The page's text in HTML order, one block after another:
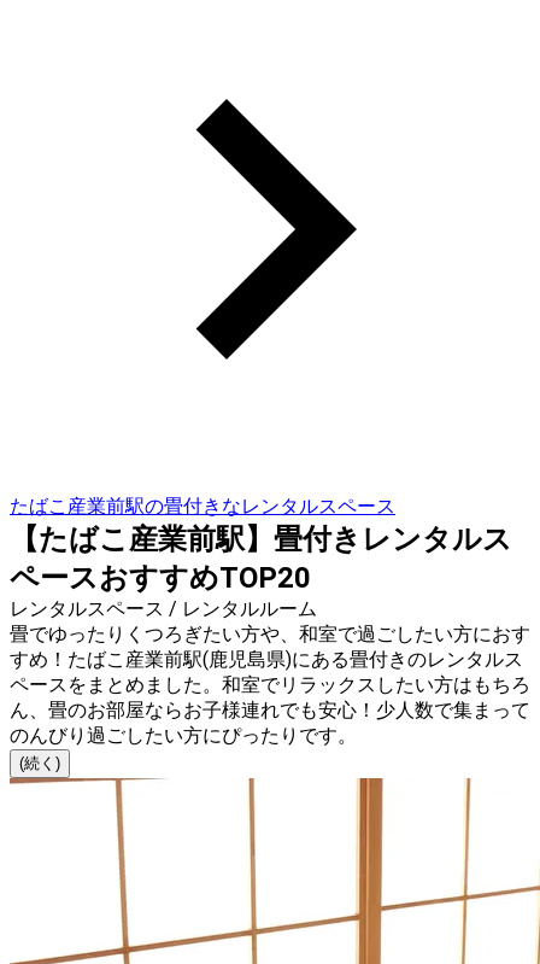
たばこ産業前駅の畳付きなレンタルスペース
【たばこ産業前駅】畳付きレンタルス
ペースおすすめTOP20
レンタルスペース / レンタルルーム
畳でゆったりくつろぎたい方や、和室で過ごしたい方におす
すめ！たばこ産業前駅(鹿児島県)にある畳付きのレンタルス
ペースをまとめました。和室でリラックスしたい方はもちろ
ん、畳のお部屋ならお子様連れでも安心！少人数で集まって
のんびり過ごしたい方にぴったりです。
(続く)